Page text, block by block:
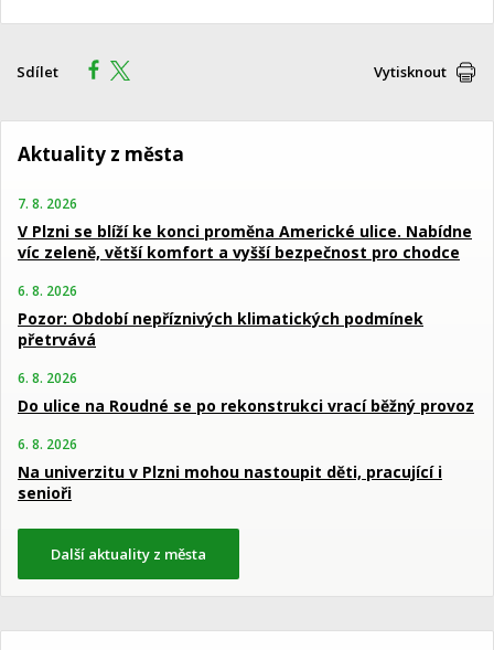
Sdílet Vytisknout
Aktuality z města
7. 8. 2026
V Plzni se blíží ke konci proměna Americké ulice. Nabídne
víc zeleně, větší komfort a vyšší bezpečnost pro chodce
6. 8. 2026
Pozor: Období nepříznivých klimatických podmínek
přetrvává
6. 8. 2026
Do ulice na Roudné se po rekonstrukci vrací běžný provoz
6. 8. 2026
Na univerzitu v Plzni mohou nastoupit děti, pracující i
senioři
Další aktuality z města